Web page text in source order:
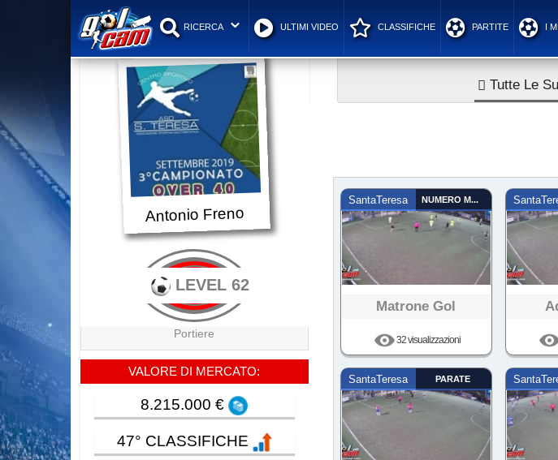
RICERCA ULTIMI VIDEO CLASSIFICHE PARTITE I
Antonio Freno
LEVEL 62
Portiere
VALORE DI MERCATO:
8.215.000 €
47° CLASSIFICHE
Tutte Le
SantaTeresa NUMERO MAGICO
Matrone Gol
32 visualizzazioni
SantaTeresa PARATE